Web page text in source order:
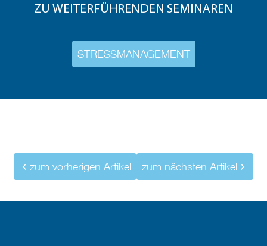
ZU WEITERFÜHRENDEN SEMINAREN
STRESSMANAGEMENT
zum vorherigen Artikel zum nächsten Artikel